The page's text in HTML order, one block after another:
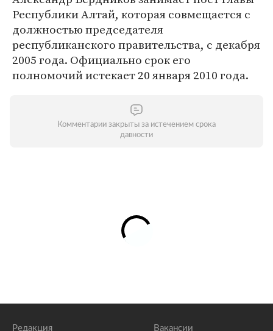
Республики Алтай, которая совмещается с
должностью председателя
республиканского правительства, с декабря
2005 года. Официально срок его
полномочий истекает 20 января 2010 года.
Комментарии закрыты за истечением срока
давности
Редакция Вакансии